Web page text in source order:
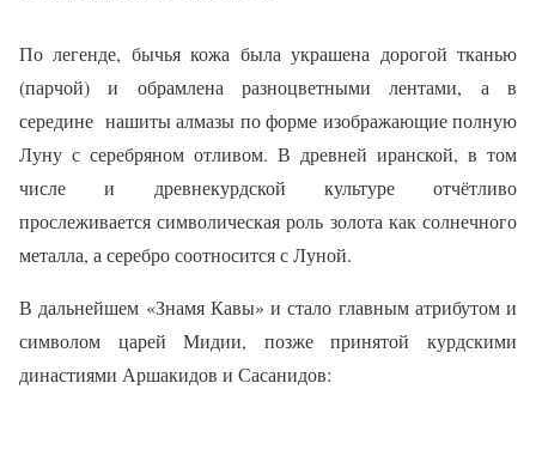
По легенде, бычья кожа была украшена дорогой тканью
(парчой) и обрамлена разноцветными лентами, а в
середине нашиты алмазы по форме изображающие полную
Луну с серебряном отливом. В древней иранской, в том
числе и древнекурдской культуре отчётливо
прослеживается символическая роль золота как солнечного
металла, а серебро соотносится с Луной.
В дальнейшем «Знамя Кавы» и стало главным атрибутом и
символом царей Мидии, позже принятой курдскими
династиями Аршакидов и Сасанидов: